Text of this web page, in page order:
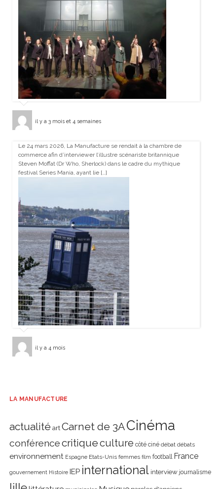
il y a 3 mois et 4 semaines
Le 24 mars 2026, La Manufacture se rendait à la chambre de
commerce afin d’interviewer l’illustre scénariste britannique
Steven Moffat (Dr Who, Sherlock) dans le cadre du mythique
festival Series Mania, ayant lie […]
il y a 4 mois
LA MANUFACTURE
actualité art Carnet de 3ACinéma
conférencecritiqueculture côté ciné débat débats
environnement Espagne Etats-Unis femmes film football France
gouvernement Histoire IEP international interview journalisme